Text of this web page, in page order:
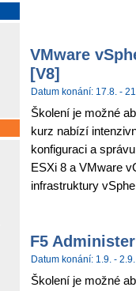
VMware
[V8]
Datum konání: 17.8. -
Školení je možné
kurz nabízí
konfiguraci a
ESXi 8 a VMware
infrastruktury
F5
Datum konání: 1.9. - 2.9.
Školení je možné